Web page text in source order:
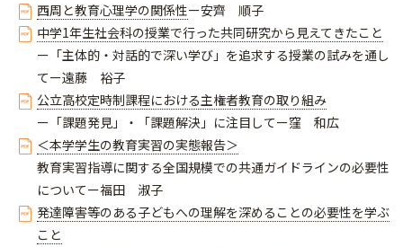
西周と教育心理学の関係性ー安齊 順子
中学1年生社会科の授業で行った共同研究から見えてきたこと
ー「主体的・対話的で深い学び」を追求する授業の試みを通し
てー遠藤 裕子
公立高校定時制課程における主権者教育の取り組み
ー「課題発見」・「課題解決」に注目してー窪 和広
＜本学学生の教育実習の実態報告＞
教育実習指導に関する全国規模での共通ガイドラインの必要性
についてー福田 淑子
発達障害等のある子どもへの理解を深めることの必要性を学ぶ
こと